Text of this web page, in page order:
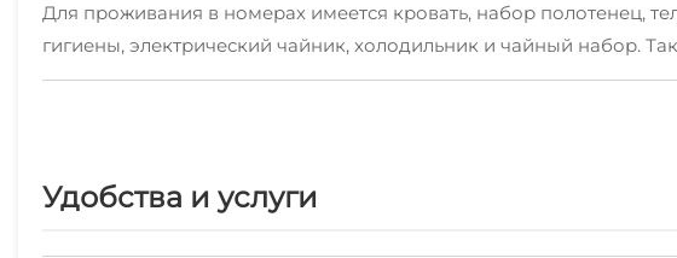
Для проживания в номерах имеется кровать, набор полотенец,
гигиены, электрический чайник, холодильник и чайный набор.
Удобства и услуги